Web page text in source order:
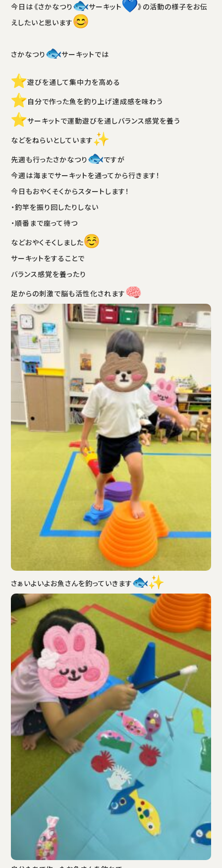
今日は《さかなつり サーキット 》の活動の様子をお伝
えしたいと思います
さかなつり サーキットでは
️遊びを通して集中力を高める
️自分で作った魚を釣り上げ達成感を味わう
️サーキットで運動遊びを通しバランス感覚を養う
などをねらいとしています
先週も行ったさかなつり ですが
今週は海までサーキットを通ってから行きます！
今日もおやくそくからスタートします！
・釣竿を振り回したりしない
・順番まで座って待つ
などおやくそくしました
サーキットをすることで
バランス感覚を養ったり
足からの刺激で脳も活性化されます
さぁいよいよお魚さんを釣っていきます